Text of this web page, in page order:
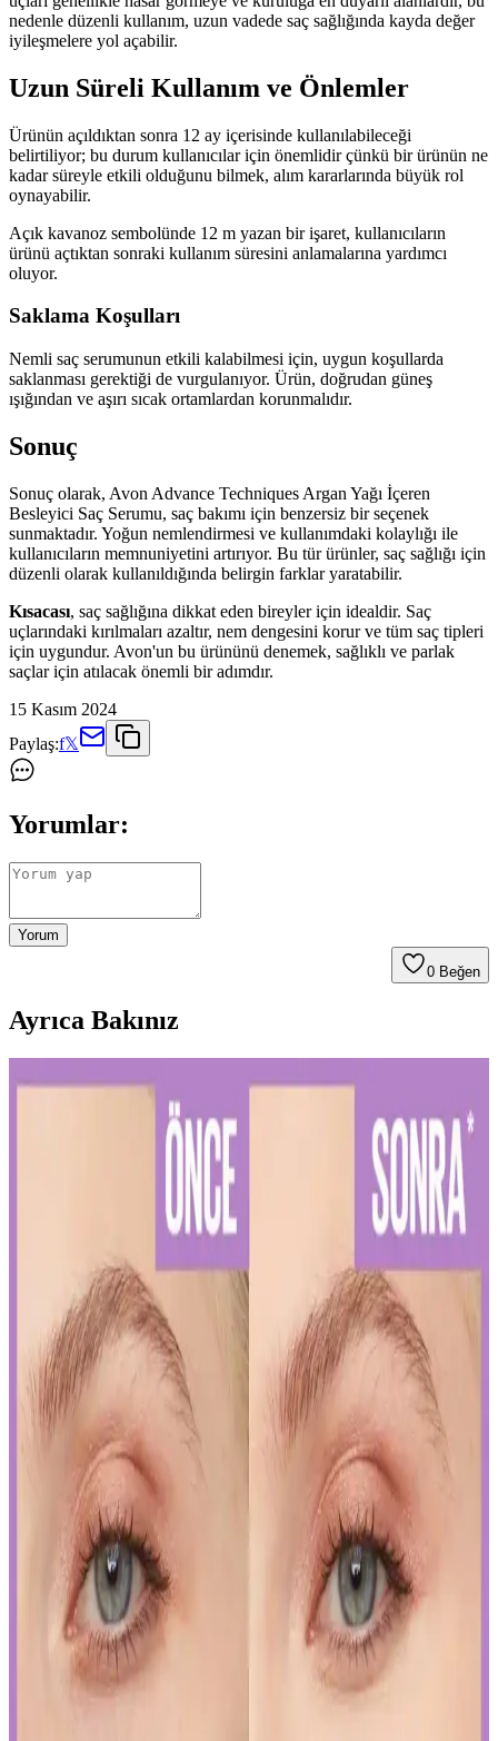
nedenle düzenli kullanım, uzun vadede saç sağlığında kayda değer
iyileşmelere yol açabilir.
Uzun Süreli Kullanım ve Önlemler
Ürünün açıldıktan sonra 12 ay içerisinde kullanılabileceği
belirtiliyor; bu durum kullanıcılar için önemlidir çünkü bir ürünün ne
kadar süreyle etkili olduğunu bilmek, alım kararlarında büyük rol
oynayabilir.
Açık kavanoz sembolünde 12 m yazan bir işaret, kullanıcıların
ürünü açtıktan sonraki kullanım süresini anlamalarına yardımcı
oluyor.
Saklama Koşulları
Nemli saç serumunun etkili kalabilmesi için, uygun koşullarda
saklanması gerektiği de vurgulanıyor. Ürün, doğrudan güneş
ışığından ve aşırı sıcak ortamlardan korunmalıdır.
Sonuç
Sonuç olarak, Avon Advance Techniques Argan Yağı İçeren
Besleyici Saç Serumu, saç bakımı için benzersiz bir seçenek
sunmaktadır. Yoğun nemlendirmesi ve kullanımdaki kolaylığı ile
kullanıcıların memnuniyetini artırıyor. Bu tür ürünler, saç sağlığı için
düzenli olarak kullanıldığında belirgin farklar yaratabilir.
Kısacası, saç sağlığına dikkat eden bireyler için idealdir. Saç
uçlarındaki kırılmaları azaltır, nem dengesini korur ve tüm saç tipleri
için uygundur. Avon'un bu ürününü denemek, sağlıklı ve parlak
saçlar için atılacak önemli bir adımdır.
15 Kasım 2024
Paylaş:f𝕏
Yorumlar:
Yorum
0 Beğen
Ayrıca Bakınız
Diş Hassasiyetini Azaltan Doğru Diş Macunu Seçimi
ve Kullanım İpuçları
Diş hassasiyetini hafifletmek ve sağlıklı bir gülüşe ulaşmak için
doğru diş macunu seçimi ve düzenli kullanım önemlidir. Uzman
önerileriyle diş sağlığınızı koruyun.
Kalıcı Kalem Göz Makyajı: Uzun Süre Dayanan ve
Pratik Kullanım İpuçları
Kalıcı kalem göz makyajı, suya ve tere dayanıklı formülleriyle uzun
süre kalıcı ve net çizgiler sağlar. Uygulama ve bakım ipuçlarıyla
gözlerinizi vurgulayın.
Kalıcı Oje Seçenekleri: Nail Master M377 ve M378
Modellerinin Detaylı Analizi
Nail Master M377 ve M378 modelleri, dayanıklılık ve parlaklık
sunan kalıcı ojeler arasında öne çıkar. Bu modellerin özellikleri ve
bakım önerileriyle uzun süre şık ve bakımlı kalabilirsiniz.
İslak Ruj Uygulama ve Bakım İpuçlarıyla
Mükemmel Dudaklara Ulaşın
İslak rujun güzelliğini ortaya çıkarmak ve kalıcılığını artırmak için
doğru uygulama teknikleri ve bakım önerileri. Dudakların temizliği,
sınır çizimi ve kat kat uygulama ile mükemmel görünüm elde edin.
Japon ve Kore Güzellik Markalarının FDA Güneş